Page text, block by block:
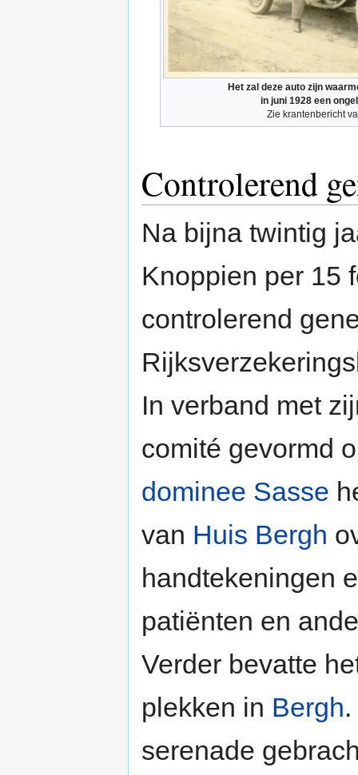
Het zal deze auto zijn
in juni 1928 een
Zie krantenbericht
Controlerend
Na bijna twintig
Knoppien per 15
controlerend
In verband met
comité gevormd
dominee Sasse
van Huis Bergh
handtekeningen
patiënten en
Verder bevatte
plekken in Bergh
serenade